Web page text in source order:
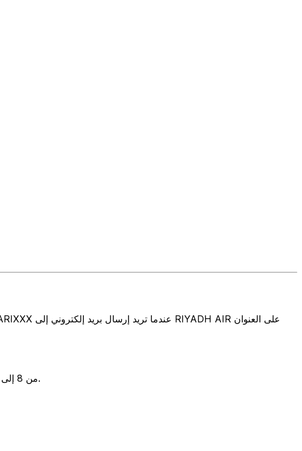
تتألف رموز سويفت/رموز سويفت/رمز معرّف العميل الدولي (SWIFT/BIC) من 8 إلى 11 حرفًا ورقمًا لتحديد بنك وفرع معين في العالم.